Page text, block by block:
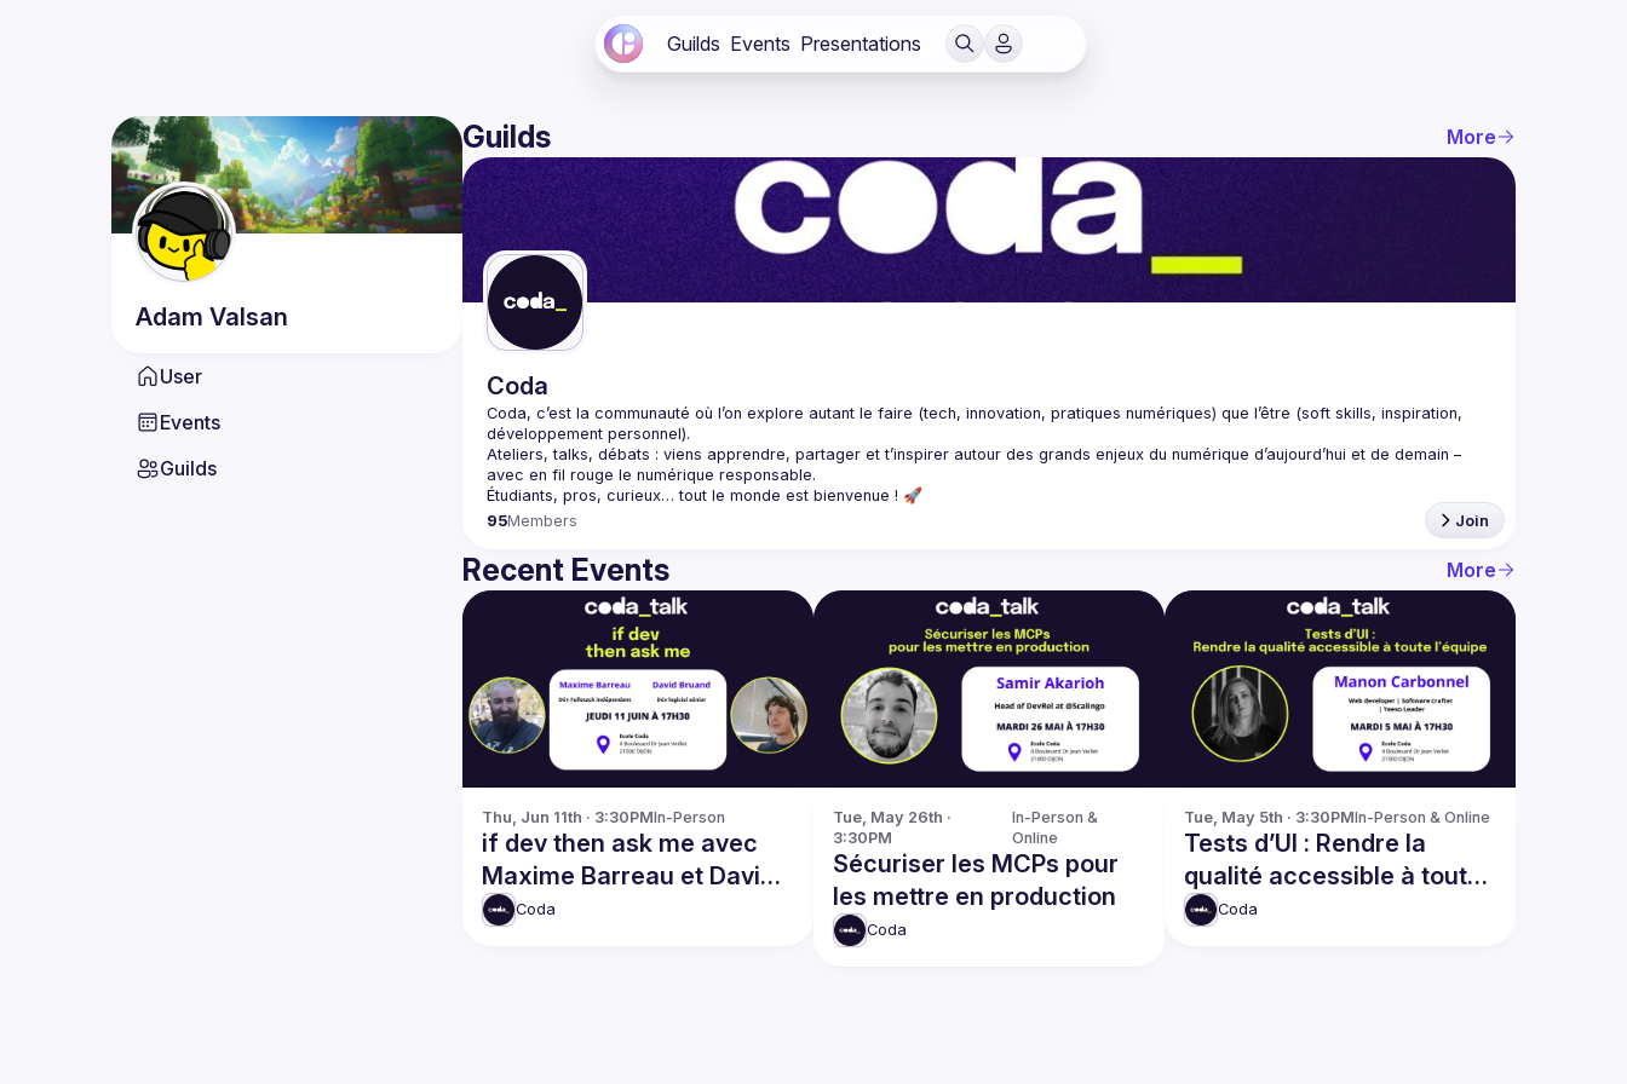
Guilds Events Presentations
Adam Valsan
User
Events
Guilds
Guilds More
Coda
Coda, c’est la communauté où l’on explore autant le faire (tech, innovation, pratiques numériques) que l’être (soft skills, inspiration,
développement personnel).
Ateliers, talks, débats : viens apprendre, partager et t’inspirer autour des grands enjeux du numérique d’aujourd’hui et de demain –
avec en fil rouge le numérique responsable.
95Members Join
Recent Events More
Thu, Jun 11th · 3:30PMIn-Person
if dev then ask me avec
Maxime Barreau et David
Bruand
Coda
Tue, May 26th ·
3:30PM
In-Person &
Online
Sécuriser les MCPs pour
les mettre en production
Coda
Tue, May 5th · 3:30PMIn-Person & Online
Tests d’UI : Rendre la
qualité accessible à toute
l’équipe
Coda